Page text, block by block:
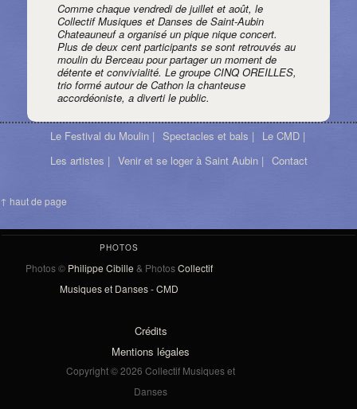
Comme chaque vendredi de juillet et août, le
Collectif Musiques et Danses de Saint-Aubin
Chateauneuf a organisé un pique nique concert.
Plus de deux cent participants se sont retrouvés au
moulin du Berceau pour partager un moment de
détente et convivialité. Le groupe CINQ OREILLES,
trio formé autour de Cathon la chanteuse
accordéoniste, a diverti le public.
Le Festival du Moulin | Spectacles et bals |
Le CMD |
Les artistes | Venir et se loger à Saint Aubin | Contact
↑ haut de page
PHOTOS
Photos © Philippe Cibille & PhotosCollectif
Musiques et Danses - CMD
Crédits
Mentions légales
Copyright © 2026 Collectif Musiques et
Danses